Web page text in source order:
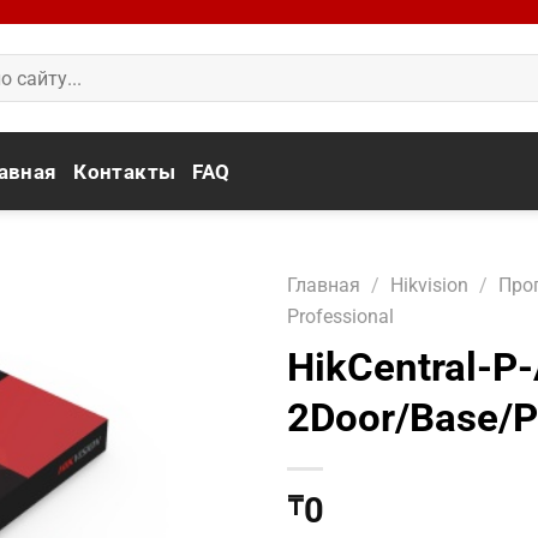
Контакты FAQ
Главная / Hikvision /
Professional
HikCentral-
2Door/Base/
₸0